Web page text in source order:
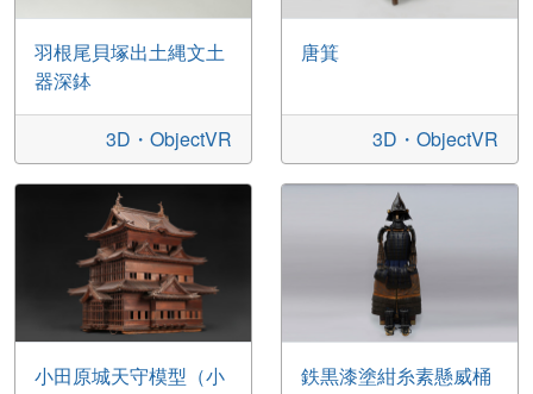
羽根尾貝塚出土縄文土
器深鉢
3D・ObjectVR
唐箕
3D・ObjectVR
小田原城天守模型（小
鉄黒漆塗紺糸素懸威桶